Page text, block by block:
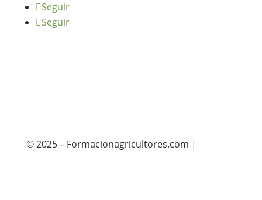
Seguir
Seguir
© 2025 – Formacionagricultores.com |